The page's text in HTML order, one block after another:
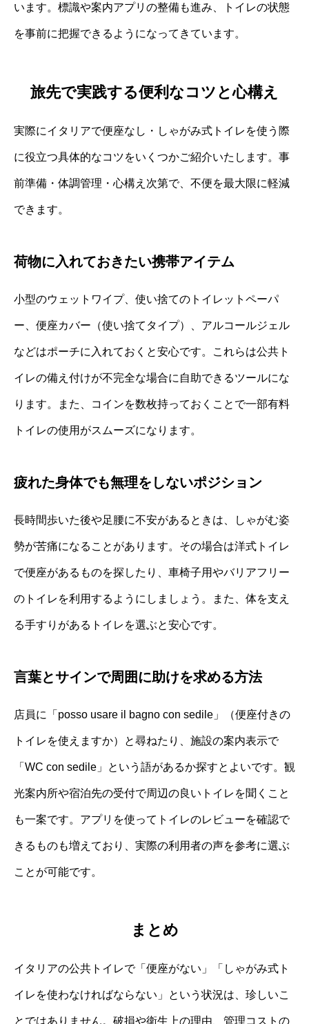
います。標識や案内アプリの整備も進み、トイレの状態
を事前に把握できるようになってきています。
旅先で実践する便利なコツと心構え
実際にイタリアで便座なし・しゃがみ式トイレを使う際
に役立つ具体的なコツをいくつかご紹介いたします。事
前準備・体調管理・心構え次第で、不便を最大限に軽減
できます。
荷物に入れておきたい携帯アイテム
小型のウェットワイプ、使い捨てのトイレットペーパ
ー、便座カバー（使い捨てタイプ）、アルコールジェル
などはポーチに入れておくと安心です。これらは公共ト
イレの備え付けが不完全な場合に自助できるツールにな
ります。また、コインを数枚持っておくことで一部有料
トイレの使用がスムーズになります。
疲れた身体でも無理をしないポジション
長時間歩いた後や足腰に不安があるときは、しゃがむ姿
勢が苦痛になることがあります。その場合は洋式トイレ
で便座があるものを探したり、車椅子用やバリアフリー
のトイレを利用するようにしましょう。また、体を支え
る手すりがあるトイレを選ぶと安心です。
言葉とサインで周囲に助けを求める方法
店員に「posso usare il bagno con sedile」（便座付きの
トイレを使えますか）と尋ねたり、施設の案内表示で
「WC con sedile」という語があるか探すとよいです。観
光案内所や宿泊先の受付で周辺の良いトイレを聞くこと
も一案です。アプリを使ってトイレのレビューを確認で
きるものも増えており、実際の利用者の声を参考に選ぶ
ことが可能です。
まとめ
イタリアの公共トイレで「便座がない」「しゃがみ式ト
イレを使わなければならない」という状況は、珍しいこ
とではありません。破損や衛生上の理由、管理コストの